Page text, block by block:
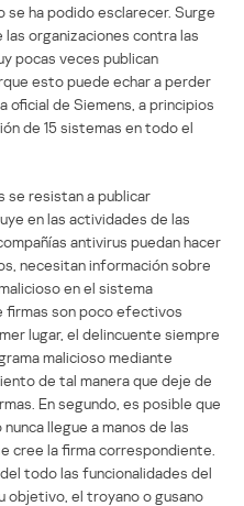
se ha podido esclarecer. Surge
las organizaciones contra las
pocas veces publican
esto puede echar a perder
oficial de Siemens, a principios
de 15 sistemas en todo el
se resistan a publicar
en las actividades de las
antivirus puedan hacer
necesitan información sobre
en el sistema
son poco efectivos
lugar, el delincuente siempre
malicioso mediante
de tal manera que deje de
En segundo, es posible que
llegue a manos de las
cree la firma correspondiente.
todo las funcionalidades del
objetivo, el troyano o gusano